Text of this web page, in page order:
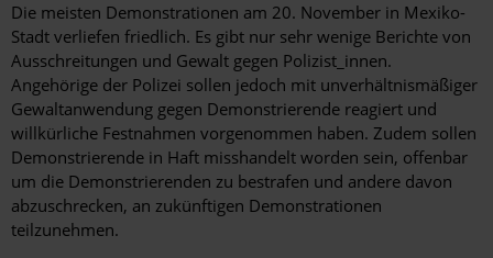
Die meisten Demonstrationen am 20. November in Mexiko-
Stadt verliefen friedlich. Es gibt nur sehr wenige Berichte von
Ausschreitungen und Gewalt gegen Polizist_innen.
Angehörige der Polizei sollen jedoch mit unverhältnismäßiger
Gewaltanwendung gegen Demonstrierende reagiert und
willkürliche Festnahmen vorgenommen haben. Zudem sollen
Demonstrierende in Haft misshandelt worden sein, offenbar
um die Demonstrierenden zu bestrafen und andere davon
abzuschrecken, an zukünftigen Demonstrationen
teilzunehmen.